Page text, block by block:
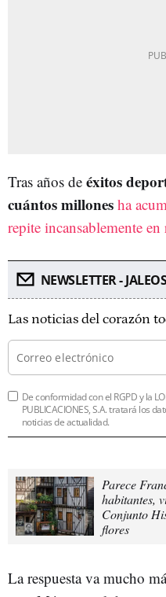
Tras años de éxitos
cuántos millones ha
repite incansablemente
NEWSLETTER - JALEOS
Las noticias del corazón
De conformidad con el RGPD y la
PUBLICACIONES, S.A. tratará los
noticias de actualidad.
Parece
habitantes,
Conjunto
flores
La respuesta va mucho